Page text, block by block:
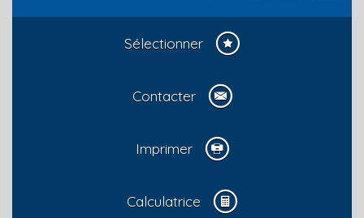
Sélectionner
Contacter
Imprimer
Calculatrice